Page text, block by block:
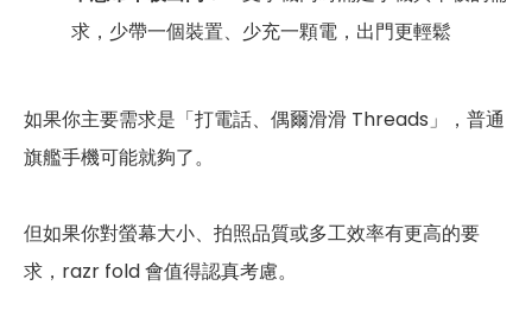
求，少帶一個裝置、少充一顆電，出門更輕鬆
如果你主要需求是「打電話、偶爾滑滑 Threads」，普通
旗艦手機可能就夠了。
但如果你對螢幕大小、拍照品質或多工效率有更高的要
求，razr fold 會值得認真考慮。